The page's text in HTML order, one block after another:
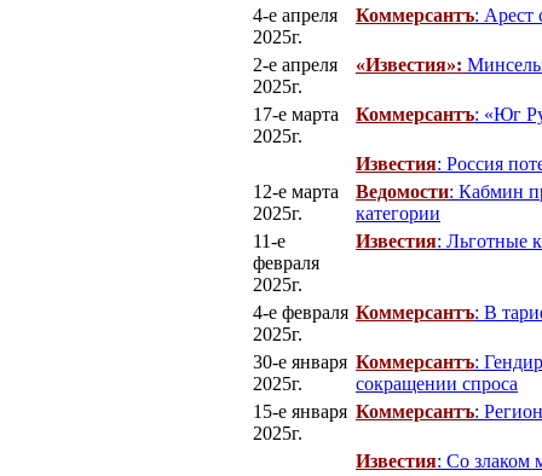
4-е апреля
2025г.
Коммерсантъ: Арест
2-е апреля
2025г.
«Известия»:
17-е марта
2025г.
Коммерсантъ: «Юг
Известия: Россия
12-е марта
2025г.
Ведомости: Кабмин
категории
11-е
февраля
2025г.
Известия: Льготные
4-е февраля
2025г.
Коммерсантъ: В
30-е января
2025г.
Коммерсантъ:
сокращении спроса
15-е января
2025г.
Коммерсантъ:
Известия: Со злаком